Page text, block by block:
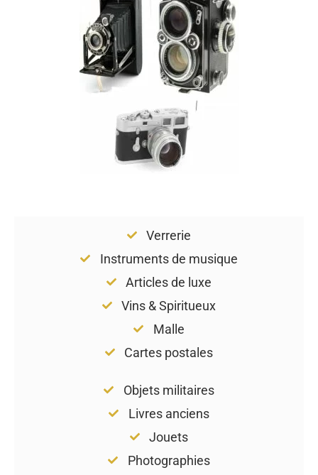
Verrerie
Instruments de musique
Articles de luxe
Vins & Spiritueux
Malle
Cartes postales
Objets militaires
Livres anciens
Jouets
Photographies